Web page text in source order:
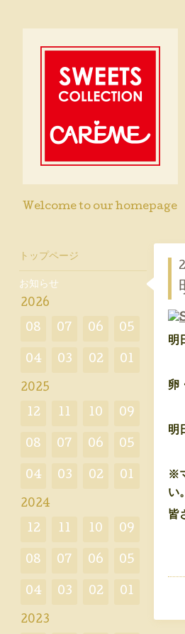
Welcome to our homepage
明
卵
明
※
い
皆
トップページ
お知らせ
2026
08 07 06 05
04 03 02 01
2025
12 11 10 09
08 07 06 05
04 03 02 01
2024
12 11 10 09
08 07 06 05
04 03 02 01
2023